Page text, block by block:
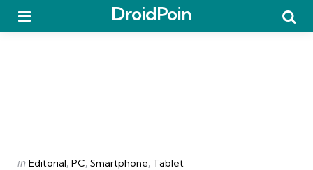
DroidPoin
Categories
Posted
in Editorial PC Smartphone Tablet